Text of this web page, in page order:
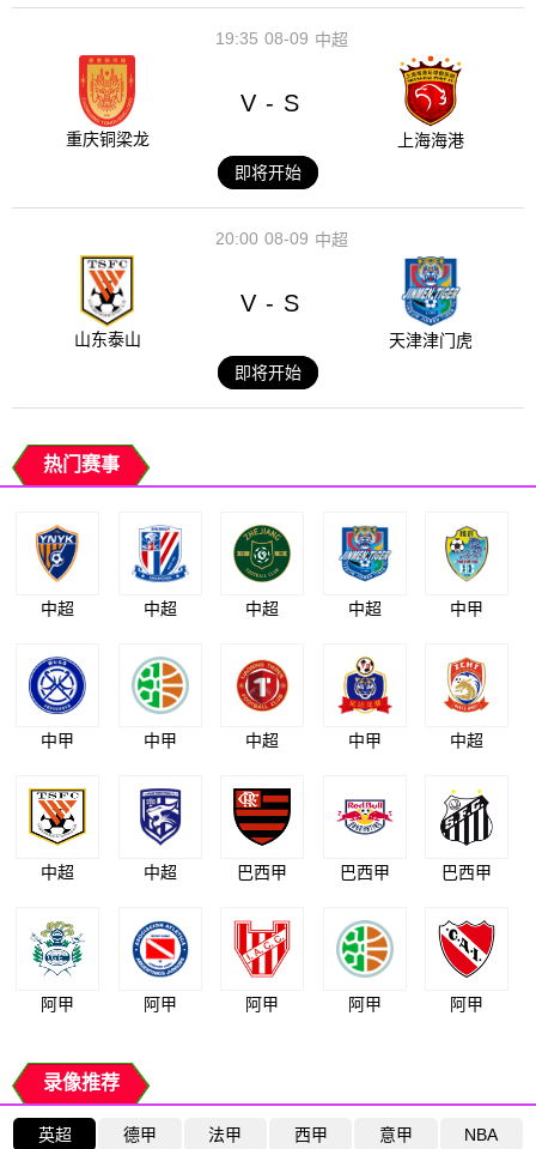
08-09
19:35 中超
重庆铜梁龙
V - S
上海海港
即将开始
08-09
20:00 中超
山东泰山
V - S
天津津门虎
即将开始
热门赛事
中超 中超 中超 中超 中甲
中甲 中甲 中超 中甲 中超
中超 中超 巴西甲 巴西甲 巴西甲
阿甲 阿甲 阿甲 阿甲 阿甲
录像推荐
英超 德甲 法甲 西甲 意甲 NBA